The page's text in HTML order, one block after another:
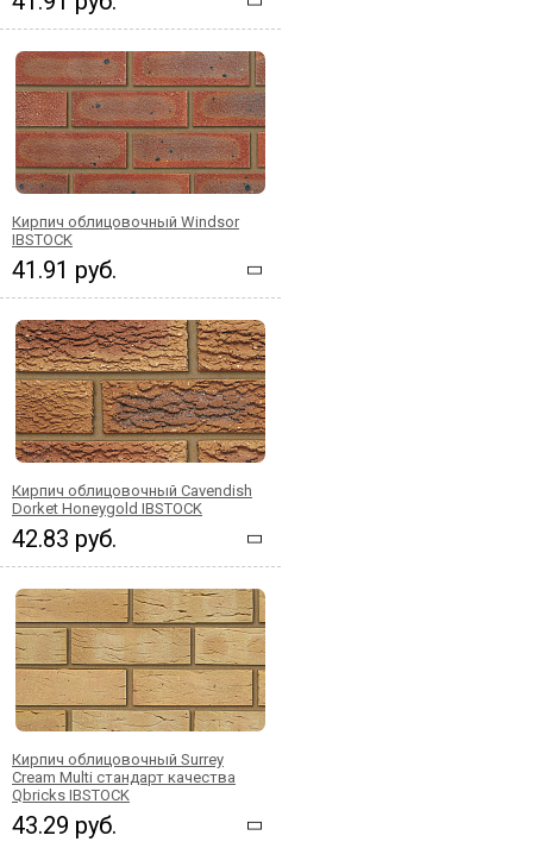
Кирпич облицовочный Windsor
IBSTOCK
41.91 руб.
Кирпич облицовочный Cavendish
Dorket Honeygold IBSTOCK
42.83 руб.
Кирпич облицовочный Surrey
Cream Multi стандарт качества
Qbricks IBSTOCK
43.29 руб.